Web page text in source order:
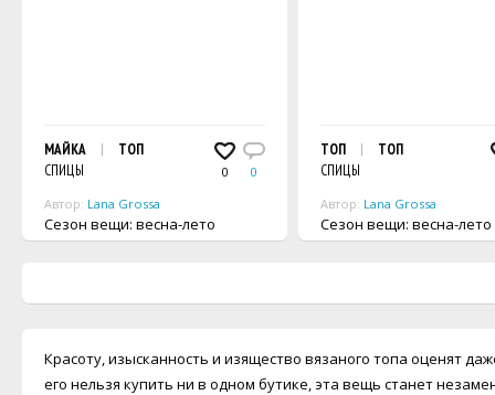
0 0
МАЙКА
ТОП
СПИЦЫ
Автор: Lana Grossa
Сезон вещи: весна-лето
ТОП
ТОП
СПИЦЫ
Автор: Lana Grossa
Сезон вещи: весна-лето
Красоту, изысканность и изящество вязаного топа оценят
его нельзя купить ни в одном бутике, эта вещь станет